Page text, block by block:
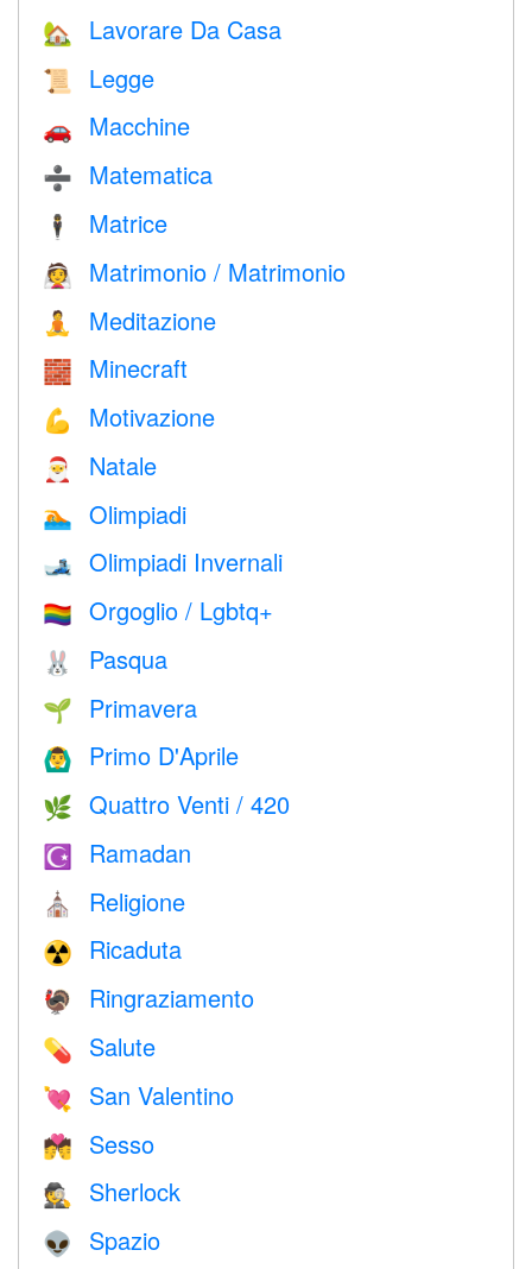
🏡 Lavorare Da Casa
📜 Legge
🚗 Macchine
➗ Matematica
🕴️ Matrice
👰 Matrimonio / Matrimonio
🧘 Meditazione
🧱 Minecraft
💪 Motivazione
🎅 Natale
🏊 Olimpiadi
🎿 Olimpiadi Invernali
🏳️‍🌈 Orgoglio / Lgbtq+
🐰 Pasqua
🌱 Primavera
🙆‍♂️ Primo D'Aprile
🌿 Quattro Venti / 420
☪️ Ramadan
⛪️ Religione
☢️ Ricaduta
🦃 Ringraziamento
💊 Salute
💘 San Valentino
💏 Sesso
🕵️ Sherlock
👽 Spazio